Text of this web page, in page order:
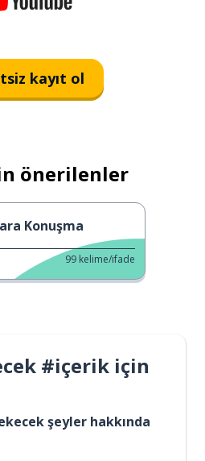
kayıt ol
önerilenler
Konuşma
99 kelime/ifade
#içerik için
şeyler hakkında